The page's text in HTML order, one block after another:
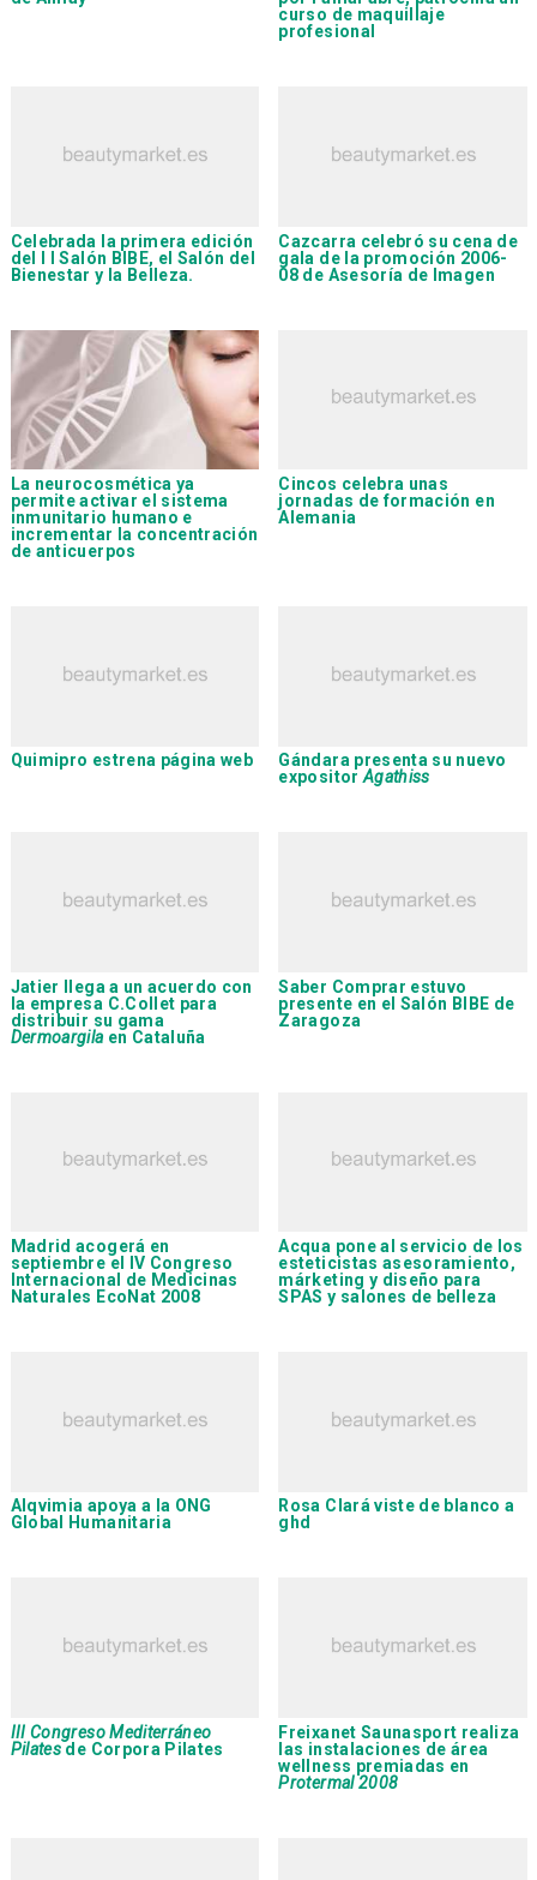
curso de maquillaje
profesional
Celebrada la primera edición
del l I Salón BIBE, el Salón del
Bienestar y la Belleza.
Cazcarra celebró su cena de
gala de la promoción 2006-
08 de Asesoría de Imagen
La neurocosmética ya
permite activar el sistema
inmunitario humano e
incrementar la concentración
de anticuerpos
Cincos celebra unas
jornadas de formación en
Alemania
Quimipro estrena página web Gándara presenta su nuevo
expositorAgathiss
Jatier
llega a un acuerdo con
la empresa C.Collet para
distribuir su gama
Dermoargila en Cataluña
Saber Comprar estuvo
presente en el Salón BIBE de
Zaragoza
Madrid acogerá en
septiembre el
IV Congreso
Internacional de Medicinas
Naturales EcoNat 2008
Acqua pone al servicio de los
esteticistas asesoramiento,
márketing y diseño para
SPAS y salones de belleza
Alqvimia apoya a la ONG
Global Humanitaria
Rosa Claráviste de blanco a
ghd
III Congreso Mediterráneo
Pilates de Corpora Pilates
Freixanet Saunasport realiza
las instalaciones de área
wellness premiadas en
Protermal 2008